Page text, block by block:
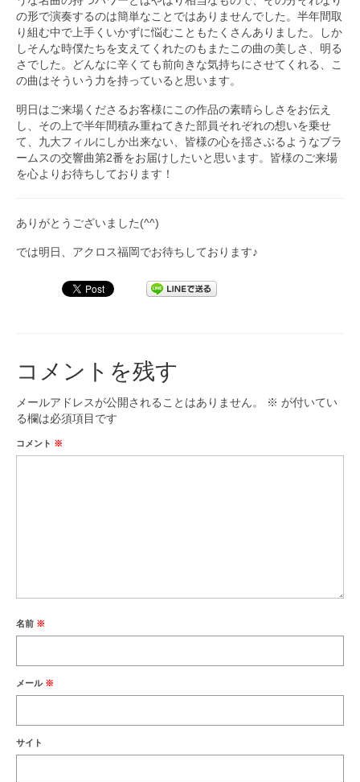
の形で演奏するのは簡単なことではありませんでした。半年間取
り組む中で上手くいかずに悩むこともたくさんありました。しか
しそんな時僕たちを支えてくれたのもまたこの曲の美しさ、明る
さでした。どんなに辛くても前向きな気持ちにさせてくれる、こ
の曲はそういう力を持っていると思います。
明日はご来場くださるお客様にこの作品の素晴らしさをお伝え
し、その上で半年間積み重ねてきた部員それぞれの想いを乗せ
て、九大フィルにしか出来ない、皆様の心を揺さぶるようなブラ
ームスの交響曲第2番をお届けしたいと思います。皆様のご来場
を心よりお待ちしております！
ありがとうございました(^^)
では明日、アクロス福岡でお待ちしております♪
コメントを残す
メールアドレスが公開されることはありません。 ※ が付いてい
る欄は必須項目です
コメント ※
名前 ※
メール ※
サイト